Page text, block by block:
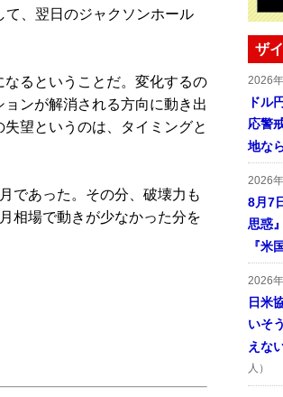
、翌日のジャクソンホール
るということだ。変化するの
ンが解消される方向に動き出
望というのは、タイミングと
であった。その分、破壊力も
相場で動きが少なかった分を
ザ
2026
ドル
応警
地な
2026
8月7
思惑
『米
2026
日米
いそ
えな
人）